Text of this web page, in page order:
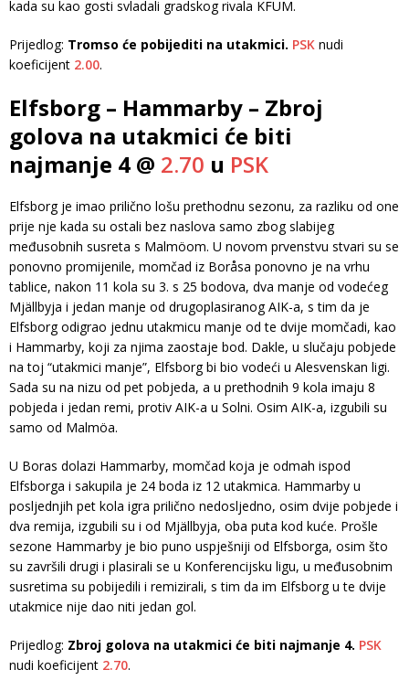
kada su kao gosti svladali gradskog rivala KFUM.
Prijedlog: Tromso će pobijediti na utakmici. PSK nudi
koeficijent 2.00.
Elfsborg – Hammarby – Zbroj
golova na utakmici će biti
najmanje 4 @ 2.70 u PSK
Elfsborg je imao prilično lošu prethodnu sezonu, za razliku od one
prije nje kada su ostali bez naslova samo zbog slabijeg
međusobnih susreta s Malmöom. U novom prvenstvu stvari su se
ponovno promijenile, momčad iz Boråsa ponovno je na vrhu
tablice, nakon 11 kola su 3. s 25 bodova, dva manje od vodećeg
Mjällbyja i jedan manje od drugoplasiranog AIK-a, s tim da je
Elfsborg odigrao jednu utakmicu manje od te dvije momčadi, kao
i Hammarby, koji za njima zaostaje bod. Dakle, u slučaju pobjede
na toj “utakmici manje”, Elfsborg bi bio vodeći u Alesvenskan ligi.
Sada su na nizu od pet pobjeda, a u prethodnih 9 kola imaju 8
pobjeda i jedan remi, protiv AIK-a u Solni. Osim AIK-a, izgubili su
samo od Malmöa.
U Boras dolazi Hammarby, momčad koja je odmah ispod
Elfsborga i sakupila je 24 boda iz 12 utakmica. Hammarby u
posljednjih pet kola igra prilično nedosljedno, osim dvije pobjede i
dva remija, izgubili su i od Mjällbyja, oba puta kod kuće. Prošle
sezone Hammarby je bio puno uspješniji od Elfsborga, osim što
su završili drugi i plasirali se u Konferencijsku ligu, u međusobnim
susretima su pobijedili i remizirali, s tim da im Elfsborg u te dvije
utakmice nije dao niti jedan gol.
Prijedlog: Zbroj golova na utakmici će biti najmanje 4. PSK
nudi koeficijent 2.70.